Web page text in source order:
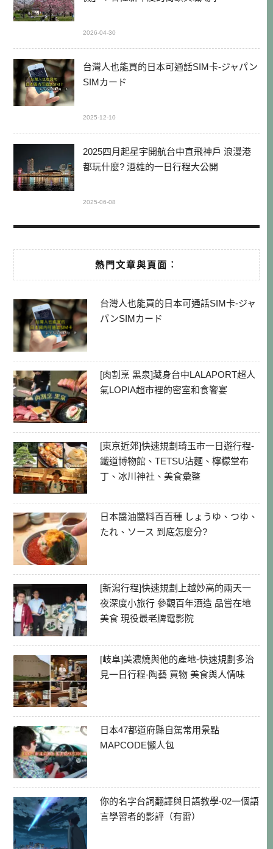
2026-04-30
台灣人也能買的日本可通話SIM卡-ジャパン
SIMカード
2025-12-10
2025四月起星宇開航台中直飛神戶 浪漫港
都玩什麼? 酒雄的一日行程大公開
2025-06-08
熱門文章與頁面︰
台灣人也能買的日本可通話SIM卡-ジャ
パンSIMカード
[肉割烹 黑泉]藏身台中LALAPORT超人
氣LOPIA超市裡的密室和食饗宴
[東京近郊]快速規劃琦玉市一日遊行程-
鐵道博物館、TETSU沾麵、檸檬堂布
丁、冰川神社、美食彙整
日本醬油醬料百百種 しょうゆ、つゆ、
たれ、ソース 到底怎麼分?
[新潟行程]快速規劃上越妙高的兩天一
夜深度小旅行 參觀百年酒造 品嘗在地
美食 現役最老牌電影院
[岐阜]美濃燒與他的產地-快速規劃多治
見一日行程-陶藝 買物 美食與人情味
日本47都道府縣自駕常用景點
MAPCODE懶人包
你的名字台詞翻譯與日語教學-02一個語
言學習者的影評（有雷）